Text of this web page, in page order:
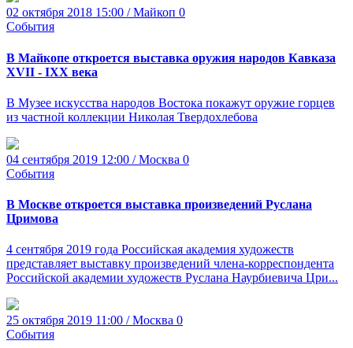
02 октября 2018 15:00 / Майкоп 0
События
В Майкопе откроется выставка оружия народов Кавказа
XVII - IXX века
В Музее искусства народов Востока покажут оружие горцев
из частной коллекции Николая Твердохлебова
04 сентября 2019 12:00 / Москва 0
События
В Москве откроется выставка произведений Руслана
Цримова
4 сентября 2019 года Российская академия художеств
представляет выставку произведений члена-корреспондента
Российской академии художеств Руслана Наурбиевича Цри...
25 октября 2019 11:00 / Москва 0
События